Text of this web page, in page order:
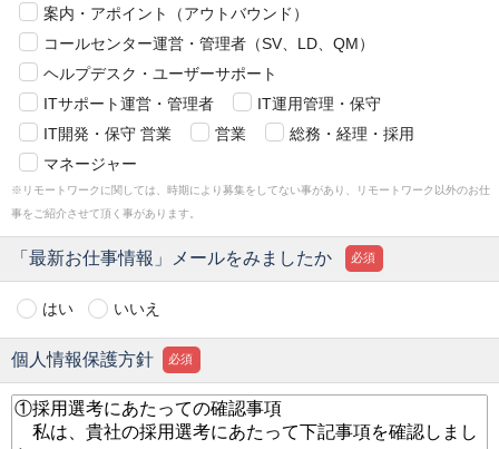
案内・アポイント（アウトバウンド）
コールセンター運営・管理者（SV、LD、QM）
ヘルプデスク・ユーザーサポート
ITサポート運営・管理者
IT運用管理・保守
IT開発・保守 営業
営業
総務・経理・採用
マネージャー
※リモートワークに関しては、時期により募集をしてない事があり、リモートワーク以外のお仕
事をご紹介させて頂く事があります。
「最新お仕事情報」メールをみましたか 必須
はい いいえ
個人情報保護方針 必須